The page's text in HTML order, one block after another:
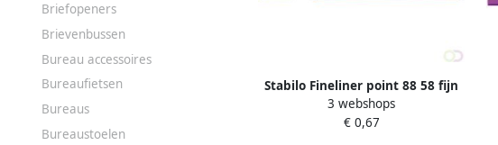
Briefopeners
Brievenbussen
Bureau accessoires
Bureaufietsen
Bureaus
Bureaustoelen
Stabilo Fineliner point 88 58 fijn
lila
3 webshops
€ 0,67